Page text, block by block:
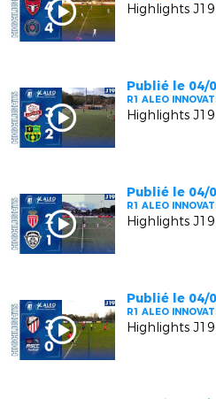
Publié le 04/
R1 ALEO
Publié le 04/
R1 ALEO
Publié le 04/
R1 ALEO